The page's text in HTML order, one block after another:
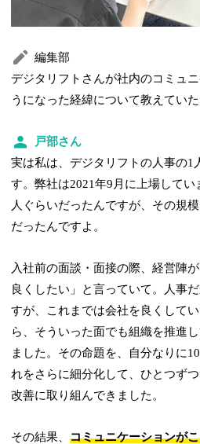
編集部
デジタリフトさんが社内のコミュ
うになった経緯について教えてい
戸部さん
実は私は、デジタリフトの人事の1
す。弊社は2021年9月に上場して
人ぐらいだったんですが、その規
だったんですよ。
入社前の面談・面接の際、経営陣
良くしたい」と言っていて。人事
すが、これまでは会社を良くして
ら、そういった面でも組織を推進
ました。その命題を、自分なりに
れをさらに細分化して、ひとつず
改善に取り組んできました。
その結果、コミュニケーションが